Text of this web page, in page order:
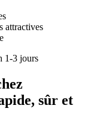
attractives
1-3 jours
sûr et